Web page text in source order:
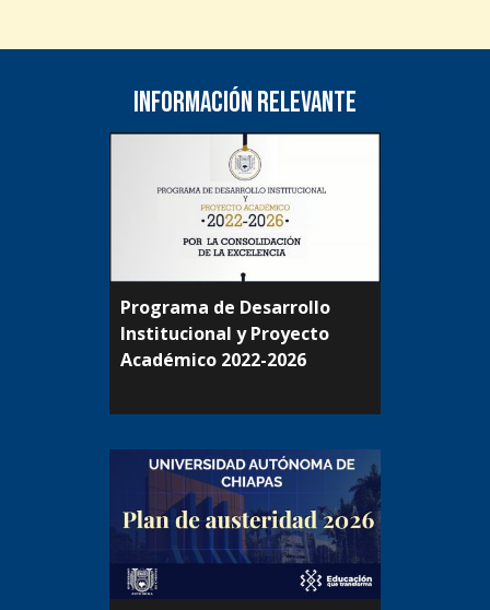
Información relevante
Programa de Desarrollo
Institucional y Proyecto
Académico 2022-2026